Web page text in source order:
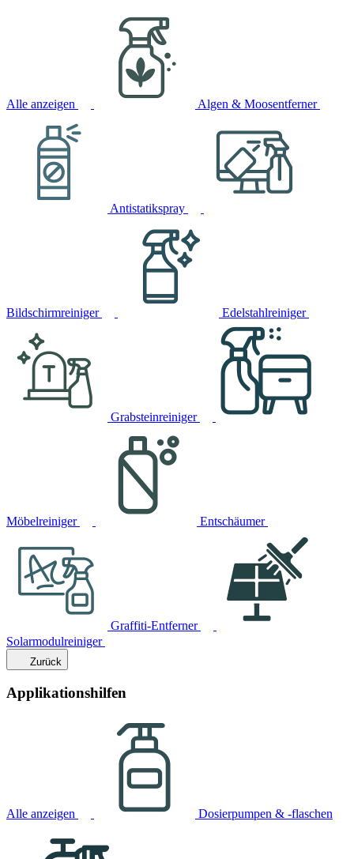
Alle anzeigen Algen & Moosentferner
Antistatikspray
Bildschirmreiniger Edelstahlreiniger
Grabsteinreiniger
Möbelreiniger Entschäumer
Graffiti-Entferner
Solarmodulreiniger
Zurück
Applikationshilfen
Alle anzeigen Dosierpumpen & -flaschen